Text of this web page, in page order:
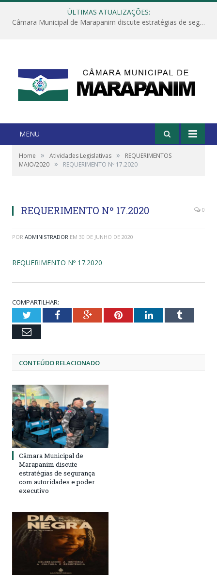
ÚLTIMAS ATUALIZAÇÕES:
Câmara Municipal de Marapanim discute estratégias de segurança com autoridades e poder executivo
MENU
Home » Atividades Legislativas »
REQUERIMENTOS
MAIO/2020 » REQUERIMENTO Nº 17.2020
REQUERIMENTO Nº 17.2020 0
POR ADMINISTRADOR EM 30 DE JUNHO DE 2020
REQUERIMENTO Nº 17.2020
COMPARTILHAR:
TwitterFacebookGoogle+PinterestLinkedInTumblr
Email
CONTEÚDO RELACIONADO
Câmara Municipal de
Marapanim discute
estratégias de segurança
com autoridades e poder
executivo